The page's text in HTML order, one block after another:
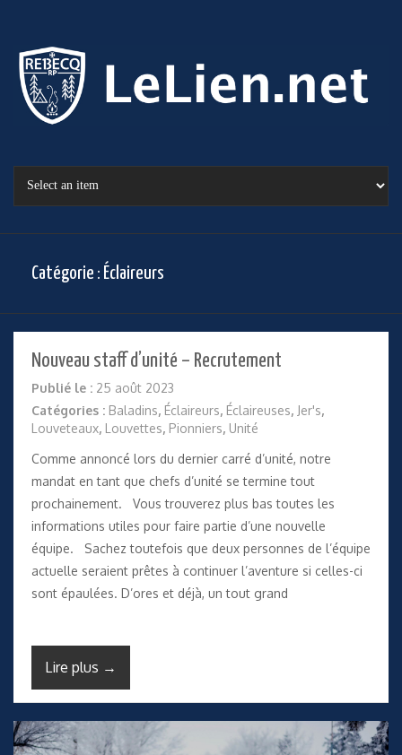
Catégorie : Éclaireurs
Nouveau staff d’unité – Recrutement
Publié le : 25 août 2023
Catégories : Baladins, Éclaireurs, Éclaireuses, Jer's,
Louveteaux, Louvettes, Pionniers, Unité
Comme annoncé lors du dernier carré d’unité, notre
mandat en tant que chefs d’unité se termine tout
prochainement. Vous trouverez plus bas toutes les
informations utiles pour faire partie d’une nouvelle
équipe. Sachez toutefois que deux personnes de l’équipe
actuelle seraient prêtes à continuer l’aventure si celles-ci
sont épaulées. D’ores et déjà, un tout grand
Lire plus →